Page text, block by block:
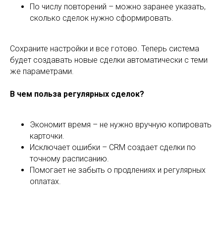
По числу повторений – можно заранее указать,
сколько сделок нужно сформировать.
Сохраните настройки и все готово. Теперь система
будет создавать новые сделки автоматически с теми
же параметрами.
В чем польза регулярных сделок?
Экономит время – не нужно вручную копировать
карточки.
Исключает ошибки – CRM создает сделки по
точному расписанию.
Помогает не забыть о продлениях и регулярных
оплатах.